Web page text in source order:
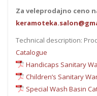
Za veleprodajno ceno
Technical description:
Catalogue
Handicaps Sanitary
Children’s Sanitary
Special Wash Basin